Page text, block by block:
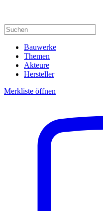
Bauwerke
Themen
Akteure
Hersteller
Merkliste öffnen